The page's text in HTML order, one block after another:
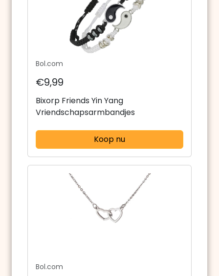
Bol.com
€9,99
Bixorp Friends Yin Yang
Vriendschapsarmbandjes
Koop nu
Bol.com